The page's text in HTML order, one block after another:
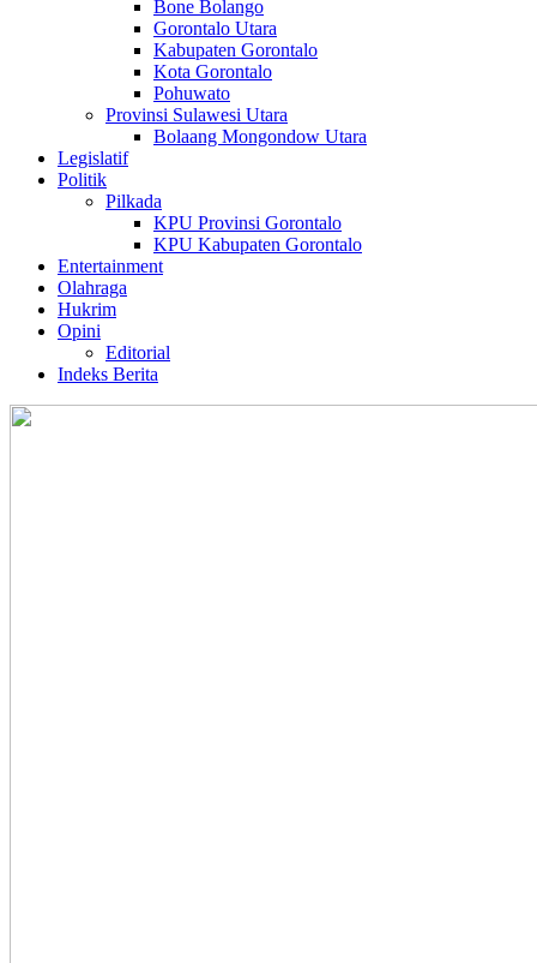
Bone Bolango
Gorontalo Utara
Kabupaten Gorontalo
Kota Gorontalo
Pohuwato
Provinsi Sulawesi Utara
Bolaang Mongondow Utara
Legislatif
Politik
Pilkada
KPU Provinsi Gorontalo
KPU Kabupaten Gorontalo
Entertainment
Olahraga
Hukrim
Opini
Editorial
Indeks Berita